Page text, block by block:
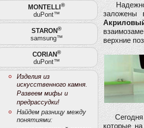
MONTELLI ®
duPont™
STARON®
samsung™
CORIAN®
duPont™
Изделия из
искусственного камня.
Развеем мифы и
предрассудки!
Найдем разницу между
понятиями:
Надежно,
заложены
верхние
Сегодня
которые